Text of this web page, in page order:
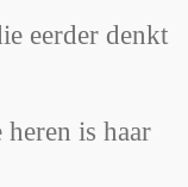
eerder denkt
heren is haar